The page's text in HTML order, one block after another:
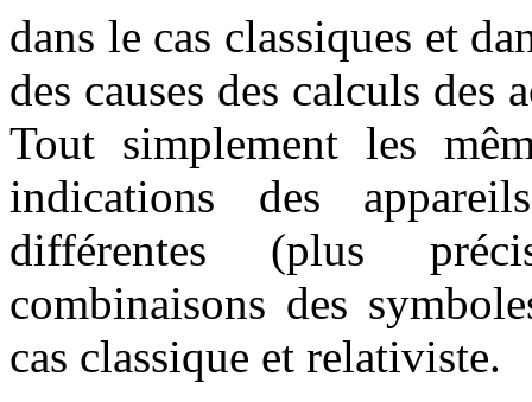
dans le cas classiques et
des causes des calculs des
Tout simplement les
indications des
différentes (plus
combinaisons des
cas classique et relativiste.